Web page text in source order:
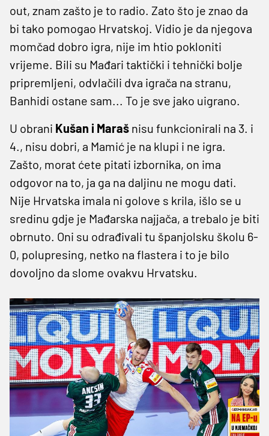
out, znam zašto je to radio. Zato što je znao da
bi tako pomogao Hrvatskoj. Vidio je da njegova
momčad dobro igra, nije im htio pokloniti
vrijeme. Bili su Mađari taktički i tehnički bolje
pripremljeni, odvlačili dva igrača na stranu,
Banhidi ostane sam... To je sve jako uigrano.
U obrani Kušan i Maraš nisu funkcionirali na 3. i
4., nisu dobri, a Mamić je na klupi i ne igra.
Zašto, morat ćete pitati izbornika, on ima
odgovor na to, ja ga na daljinu ne mogu dati.
Nije Hrvatska imala ni golove s krila, išlo se u
sredinu gdje je Mađarska najjača, a trebalo je biti
obrnuto. Oni su odrađivali tu španjolsku školu 6-
0, polupresing, netko na flastera i to je bilo
dovoljno da slome ovakvu Hrvatsku.